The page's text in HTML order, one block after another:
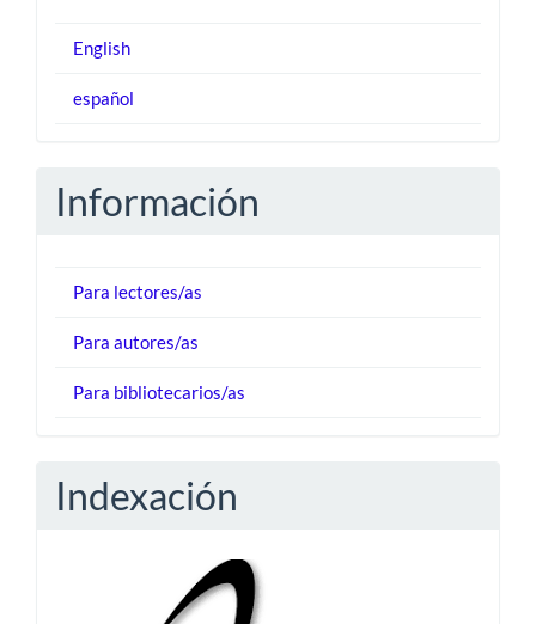
English
español
Información
Para lectores/as
Para autores/as
Para bibliotecarios/as
Indexación